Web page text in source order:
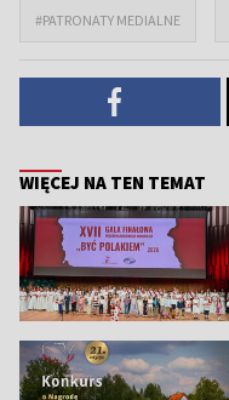
#PATRONATY MEDIALNE
WIĘCEJ NA TEN TEMAT